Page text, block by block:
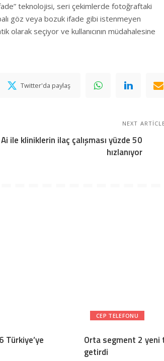
teknolojisi, seri çekimlerde fotoğraftaki
göz veya bozuk ifade gibi istenmeyen
olarak seçiyor ve kullanıcının müdahalesine
Twitter'da paylaş
NEXT
Ai ile kliniklerin ilaç çalışması yüzde 50
hızlanıyor
Türkiye’ye
CEP TELEFONU
Orta segment 2 yeni
getirdi